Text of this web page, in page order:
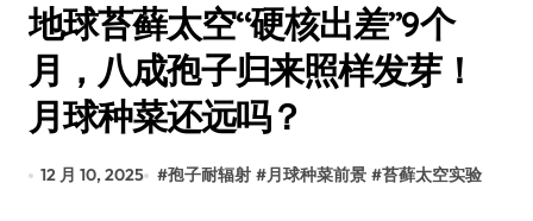
地球苔藓太空“硬核出差”9个
月，八成孢子归来照样发芽！
月球种菜还远吗？
12 月 10, 2025 #孢子耐辐射 #月球种菜前景 #苔藓太空实验